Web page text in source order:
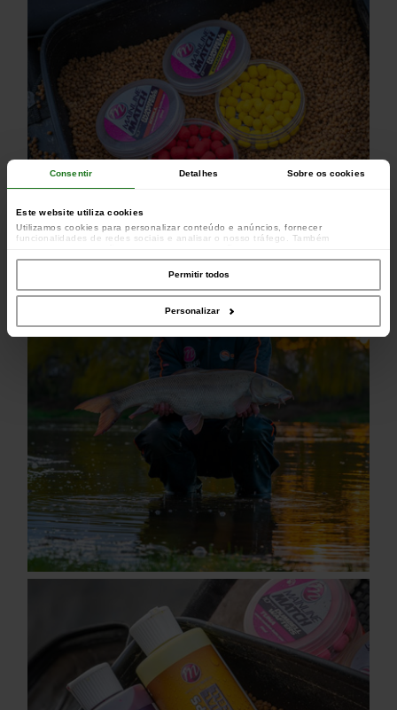
Consentir Detalhes Sobre os cookies
Este website utiliza cookies
Utilizamos cookies para personalizar conteúdo e anúncios, fornecer
funcionalidades de redes sociais e analisar o nosso tráfego. Também
parceiros de redes sociais, de publicidade e de análise, que as podem combinar
com outras informações que lhes forneceu ou recolhidas por estes a partir da
sua utilização dos respetivos serviços.
Permitir todos
Personalizar